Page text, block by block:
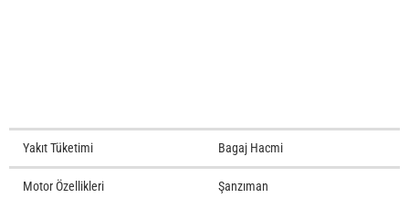
Yakıt Tüketimi Bagaj Hacmi
Motor Özellikleri Şanzıman